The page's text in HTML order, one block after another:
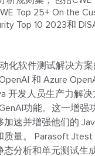
Top 25+ On the
Top 10 2023和
化软件测试解决方
和 Azure
开发人员生产力解决
功能。这一增强
加速并增强他们的
量。
Parasoft Jtest
态分析和单元测试生